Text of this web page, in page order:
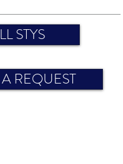
STYS
REQUEST